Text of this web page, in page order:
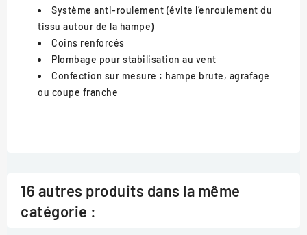
Système anti-roulement (évite l’enroulement du
tissu autour de la hampe)
Coins renforcés
Plombage pour stabilisation au vent
Confection sur mesure : hampe brute, agrafage
ou coupe franche
16 autres produits dans la même
catégorie :